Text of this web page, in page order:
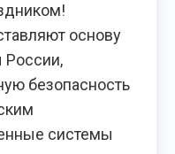
основу
России,
безопасность
системы